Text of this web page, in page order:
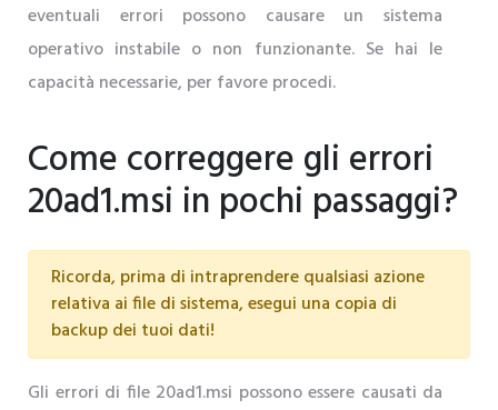
eventuali errori possono causare un sistema
operativo instabile o non funzionante. Se hai le
capacità necessarie, per favore procedi.
Come correggere gli errori
20ad1.msi in pochi passaggi?
Ricorda, prima di intraprendere qualsiasi azione
relativa ai file di sistema, esegui una copia di
backup dei tuoi dati!
Gli errori di file 20ad1.msi possono essere causati da